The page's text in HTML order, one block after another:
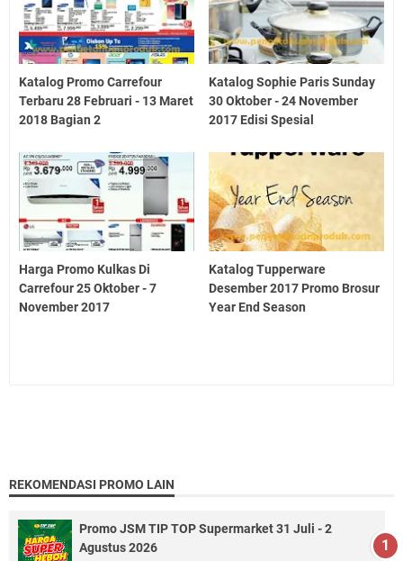
Katalog Promo Carrefour
Terbaru 28 Februari - 13 Maret
2018 Bagian 2
Katalog Sophie Paris Sunday
30 Oktober - 24 November
2017 Edisi Spesial
Harga Promo Kulkas Di
Carrefour 25 Oktober - 7
November 2017
Katalog Tupperware
Desember 2017 Promo Brosur
Year End Season
REKOMENDASI PROMO LAIN
Promo JSM TIP TOP Supermarket 31 Juli - 2
Agustus 2026